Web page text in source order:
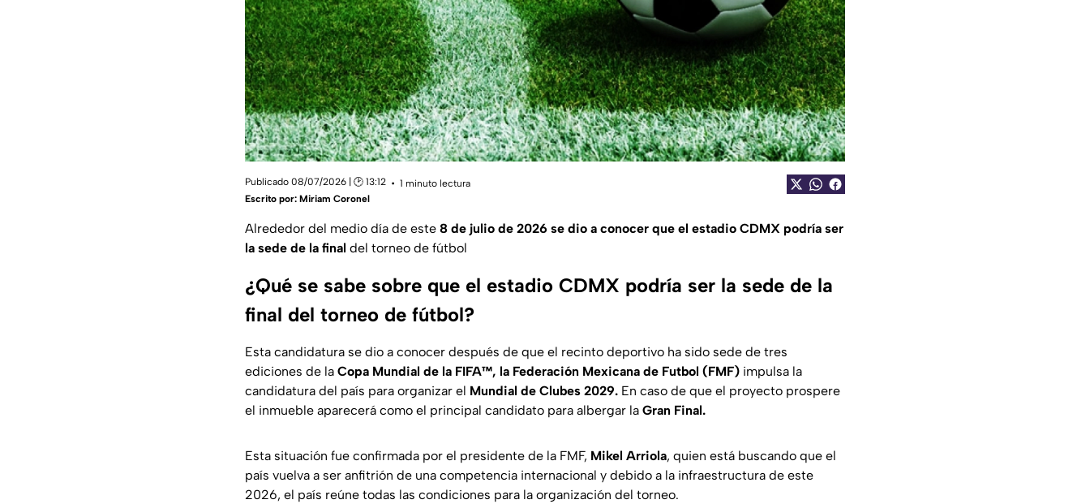
Publicado 08/07/2026 | 🕑 13:12
1 minuto lectura
Escrito por: Miriam Coronel
Alrededor del medio día de este 8 de julio de 2026 se dio a conocer que el estadio CDMX podría ser
la sede de la final del torneo de fútbol
¿Qué se sabe sobre que el estadio CDMX podría ser la sede de la
final del torneo de fútbol?
Esta candidatura se dio a conocer después de que el recinto deportivo ha sido sede de tres
ediciones de la Copa Mundial de la FIFA™, la Federación Mexicana de Futbol (FMF) impulsa la
candidatura del país para organizar el Mundial de Clubes 2029. En caso de que el proyecto prospere
el inmueble aparecerá como el principal candidato para albergar la Gran Final.
Esta situación fue confirmada por el presidente de la FMF, Mikel Arriola, quien está buscando que el
país vuelva a ser anfitrión de una competencia internacional y debido a la infraestructura de este
2026, el país reúne todas las condiciones para la organización del torneo.